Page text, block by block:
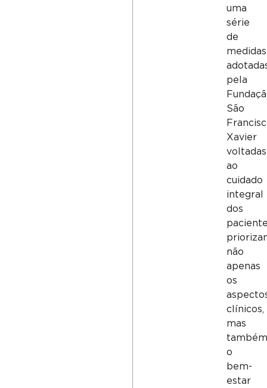
uma
série
de
medidas
pela
São
Xavier
voltadas
ao
cuidado
integral
dos
não
apenas
os
clínicos,
mas
também
o
bem-
estar